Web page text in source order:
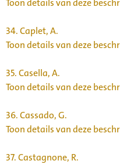
Toon details van deze
34.Caplet, A.
Toon details van deze
35.Casella, A.
Toon details van deze
36.Cassado, G.
Toon details van deze
37.Castagnone, R.